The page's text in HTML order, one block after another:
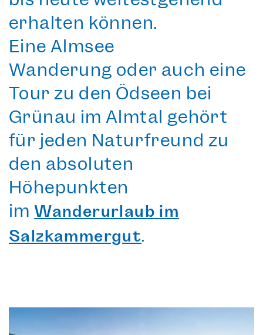
erhalten können.
Eine Almsee
Wanderung oder auch eine
Tour zu den Ödseen bei
Grünau im Almtal gehört
für jeden Naturfreund zu
den absoluten
Höhepunkten
imWanderurlaub im
Salzkammergut.